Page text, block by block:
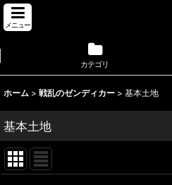
メニュー
カテゴリ
ホーム > 戦乱のゼンディカー > 基本土地
基本土地